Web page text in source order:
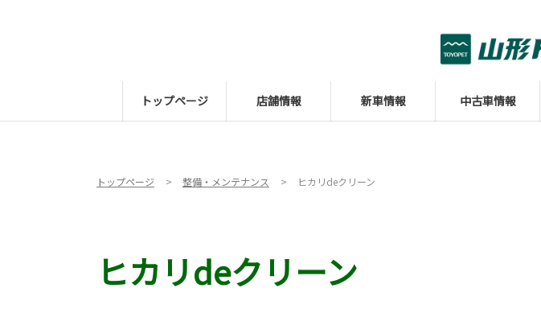
トップページ 店舗情報 新車情報 中古車情報
トップページ 整備・メンテナンス ヒカリdeクリーン
ヒカリdeクリーン